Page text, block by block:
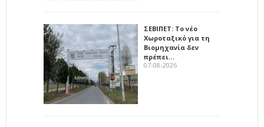
ΣΕΒΙΠΕΤ: Το νέο
Χωροταξικό για τη
Βιομηχανία δεν
πρέπει…
07-08-2026